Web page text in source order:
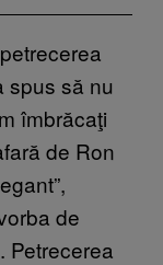
spus să nu
îmbrăcaţi
de Ron
de
Petrecerea